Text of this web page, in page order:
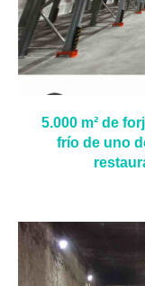
5.000 m² de
frío de uno